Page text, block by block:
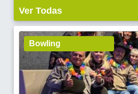
Ver Todas
Bowling